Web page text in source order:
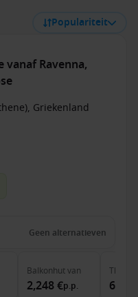
Populariteit
vanaf Ravenna,
Griekenland
Geen alternatieven
Balkonhutvan
2,248 €p.p.
The